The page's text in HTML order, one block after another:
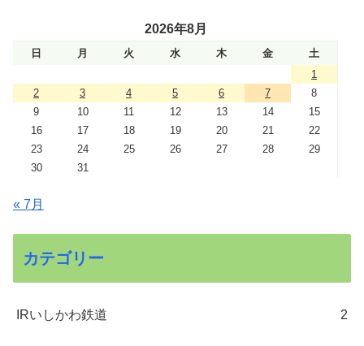
2026年8月
日 月 火 水 木 金
土
1
2
3 4 5 6 7
8
9
10 11 12 13 14
15
16
17 18 19 20 21
22
23
24 25 26 27 28
29
30
31
« 7月
カテゴリー
IRいしかわ鉄道 2